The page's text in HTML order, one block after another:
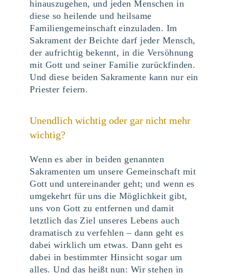
hinauszugehen, und jeden Menschen in
diese so heilende und heilsame
Familiengemeinschaft einzuladen. Im
Sakrament der Beichte darf jeder Mensch,
der aufrichtig bekennt, in die Versöhnung
mit Gott und seiner Familie zurückfinden.
Und diese beiden Sakramente kann nur ein
Priester feiern.
Unendlich wichtig oder gar nicht mehr
wichtig?
Wenn es aber in beiden genannten
Sakramenten um unsere Gemeinschaft mit
Gott und untereinander geht; und wenn es
umgekehrt für uns die Möglichkeit gibt,
uns von Gott zu entfernen und damit
letztlich das Ziel unseres Lebens auch
dramatisch zu verfehlen – dann geht es
dabei wirklich um etwas. Dann geht es
dabei in bestimmter Hinsicht sogar um
alles. Und das heißt nun: Wir stehen in